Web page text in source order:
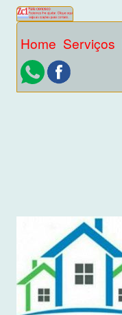
Home Serviços